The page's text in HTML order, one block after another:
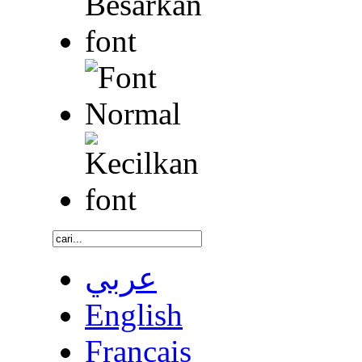
عربي
English
Français